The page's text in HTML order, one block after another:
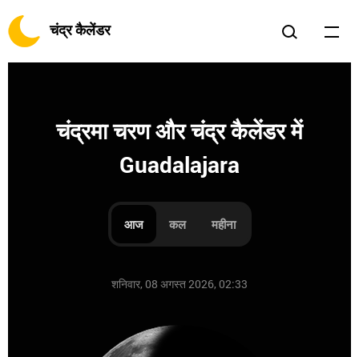
चंद्र कैलेंडर
चंद्रमा चरण और चंद्र कैलेंडर में
Guadalajara
आज कल महीना
शनिवार, 08 अगस्त 2026, 02:33